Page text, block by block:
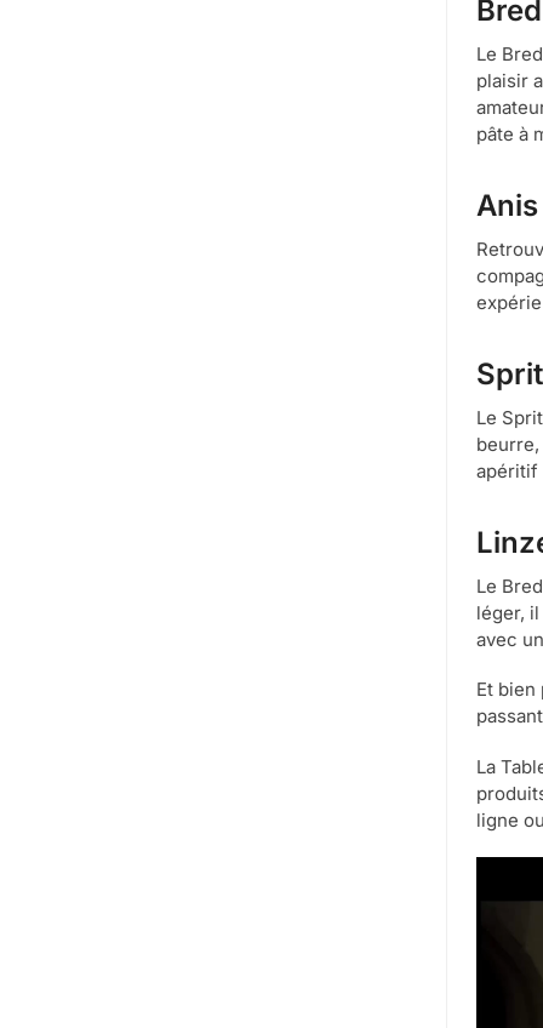
Le
plaisir
pâte à
Le
apéritif
Le
léger,
avec
Et bien
La
ligne